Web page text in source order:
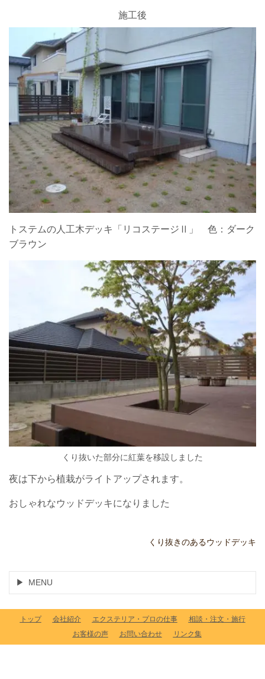
施工後
トステムの人工木デッキ「リコステージⅡ」 色：ダーク
ブラウン
くり抜いた部分に紅葉を移設しました
夜は下から植栽がライトアップされます。
おしゃれなウッドデッキになりました
くり抜きのあるウッドデッキ
MENU
トップ 会社紹介 エクステリア・プロの仕事
相談・注文・施行
お客様の声
お問い合わせ リンク集